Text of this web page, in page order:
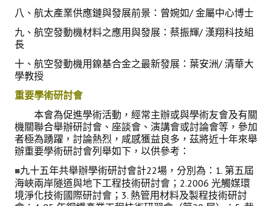
八、航太產業供應鏈與發展前景：曾婉如/ 金屬中心博士
九、航空發動機材料之應用與發展：蔡振輝/ 漢翔科技組
長
十、航空發動機用鎳基合金之最新發展：葉安洲/ 清華大
學教授
重要學術研討會
本會為促進學術活動，經常主辦或與學術友會及有關
機關聯合舉辦研討會、座談會、演講會或討論會等，參加
者極為踴躍，討論熱烈，咸感獲益良多，茲將近十年來舉
辦重要學術研討會列舉如下，以供參考：
■九十五年共舉辦學術研討會計22場，分別為：1. 第五屆
海峽兩岸隧道與地下工程技術研討會；2.2006 光觸媒環
境淨化技術國際研討會；3. 熱管用材料及製程技術研討